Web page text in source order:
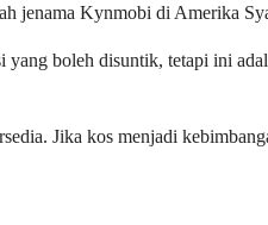
jenama Kynmobi di Amerika
boleh disuntik, tetapi ini
Jika kos menjadi